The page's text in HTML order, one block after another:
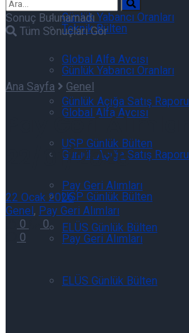
Günlük Yabancı Oranları
Global Alfa Avcısı
Günlük Açığa Satış Raporu
USP Günlük Bülten
Pay Geri Alımları
ELÜS Günlük Bülten
Teknik Bülten
Günlük Yabancı Oranları
Global Alfa Avcısı
Günlük Açığa Satış Raporu
USP Günlük Bülten
Pay Geri Alımları
ELÜS Günlük Bülten
Sonuç Bulunamadı
Tüm Sonuçları Gör
Ana Sayfa Genel
Pay Geri Alımları
22/01/2026
22 Ocak 2026
Genel, Pay Geri Alımları
0
0
0